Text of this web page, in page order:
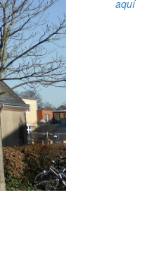
aquí